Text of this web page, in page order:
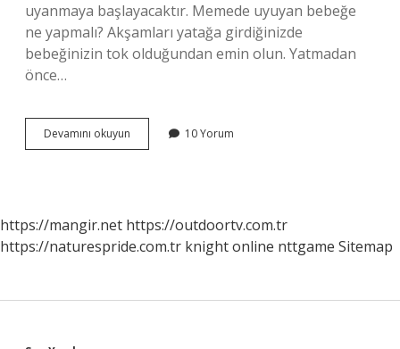
uyanmaya başlayacaktır. Memede uyuyan bebeğe
ne yapmalı? Akşamları yatağa girdiğinizde
bebeğinizin tok olduğundan emin olun. Yatmadan
önce…
Devamını okuyun
Emerken
10 Yorum
https://mangir.net https://outdoortv.com.tr
https://naturespride.com.tr knight online nttgame Sitemap